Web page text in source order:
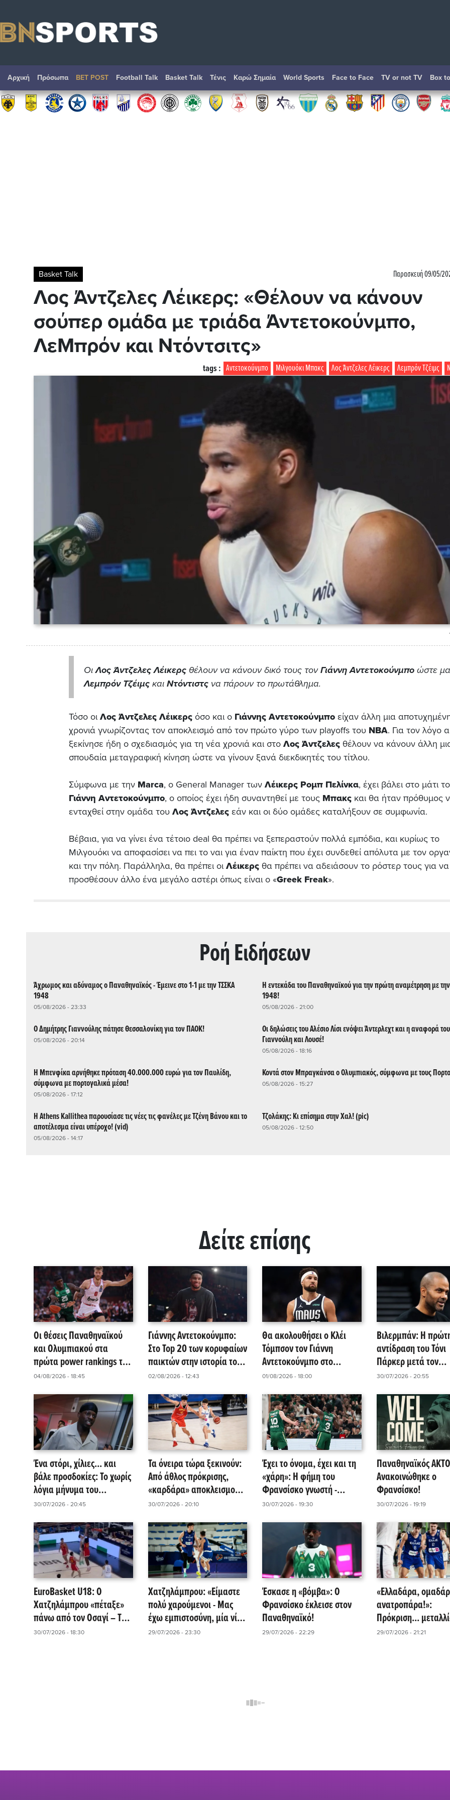
Αρχική Πρόσωπα BET POST Football Talk Basket Talk Τένις Καρώ Σημαία World Sports Face to Face TV or not TV Box
Basket Talk Παρασκευή 09/05/
Λος Άντζελες Λέικερς: «Θέλουν να κάνουν
σούπερ ομάδα με τριάδα Άντετοκούνμπο,
ΛεΜπρόν και Ντόντσιτς»
Λεμπρόν Τζέιμς
Λος Άντζελες Λέικερς
Μιλγουόκι Μπακς
Αντετοκούνμπο
tags :
ΟιΛος Άντζελες Λέικερς θέλουν να κάνουν δικό τους τονΓιάννη Αντετοκούνμπο ώστε
Λεμπρόν Τζέιμς και Ντόντιστς να πάρουν το πρωτάθλημα.
Τόσο οι Λος Άντζελες Λέικερς όσο και ο Γιάννης Αντετοκούνμπο είχαν άλλη μια
χρονιά γνωρίζοντας τον αποκλεισμό από τον πρώτο γύρο των playoffs του NBA. Για τον λόγο
ξεκίνησε ήδη ο σχεδιασμός για τη νέα χρονιά και στο Λος Άντζελες θέλουν να κάνουν άλλη
σπουδαία μεταγραφική κίνηση ώστε να γίνουν ξανά διεκδικητές του τίτλου.
Σύμφωνα με την Marca, ο General Manager των Λέικερς Ρομπ Πελίνκα, έχει βάλει στο μάτι
Γιάννη Αντετοκούνμπο, ο οποίος έχει ήδη συναντηθεί με τους Μπακς και θα ήταν πρόθυμος
ενταχθεί στην ομάδα του Λος Άντζελες εάν και οι δύο ομάδες καταλήξουν σε συμφωνία.
Βέβαια, για να γίνει ένα τέτοιο deal θα πρέπει να ξεπεραστούν πολλά εμπόδια, και κυρίως το
Μιλγουόκι να αποφασίσει να πει το ναι για έναν παίκτη που έχει συνδεθεί απόλυτα με τον
και την πόλη. Παράλληλα, θα πρέπει οι Λέικερς θα πρέπει να αδειάσουν το ρόστερ τους για να
προσθέσουν άλλο ένα μεγάλο αστέρι όπως είναι ο «Greek Freak».
Ρoή Ειδήσεων
Άχρωμος και αδύναμος ο Παναθηναϊκός - Έμεινε στο 1-1 με την ΤΣΣΚΑ
1948
05/08/2026 - 23:33
Η εντεκάδα του Παναθηναϊκού για την πρώτη αναμέτρηση με
1948!
05/08/2026 - 21:00
Ο Δημήτρης Γιαννούλης πάτησε Θεσσαλονίκη για τον ΠΑΟΚ!
05/08/2026 - 20:14
Οι δηλώσεις του Αλέσιο Λίσι ενόψει Άντερλεχτ και η αναφορά
Γιαννούλη και Λουσέ!
05/08/2026 - 18:16
Η Μπενφίκα αρνήθηκε πρόταση 40.000.000 ευρώ για τον Παυλίδη,
σύμφωνα με πορτογαλικά μέσα!
05/08/2026 - 17:12
Κοντά στον Μπραγκάνσα ο Ολυμπιακός, σύμφωνα με τους
05/08/2026 - 15:27
Η Athens Kallithea παρουσίασε τις νέες τις φανέλες με Τζένη Βάνου και το
αποτέλεσμα είναι υπέροχο! (vid)
05/08/2026 - 14:17
Τζολάκης: Κι επίσημα στην Χαλ! (pic)
05/08/2026 - 12:50
Δείτε επίσης
Οι θέσεις Παναθηναϊκού
και Ολυμπιακού στα
πρώτα power rankings της
EuroLeague!
04/08/2026 - 18:45
Γιάννης Αντετοκούνμπο:
Στο Top 20 των κορυφαίων
παικτών στην ιστορία του
NBA σύμφωνα με το
02/08/2026 - 12:43
Θα ακολουθήσει ο Κλέι
Τόμπσον τον Γιάννη
Αντετοκούνμπο στο
Μαϊάμι;
01/08/2026 - 18:00
Βιλερμπάν: Η
αντίδραση του Τόνι
Πάρκερ μετά τον
Φρανσίσκο – Τι
30/07/2026 - 20:55
Ένα στόρι, χίλιες... και
βάλε προσδοκίες: Το χωρίς
λόγια μήνυμα του
Φρανσίσκο στον
30/07/2026 - 20:45
Τα όνειρα τώρα ξεκινούν:
Από άθλος πρόκρισης,
«καρδάρα» αποκλεισμού
για την Εθνική - Με αύρα...
μεταλλίου της Ισπανίας!
30/07/2026 - 20:10
Έχει το όνομα, έχει και τη
«χάρη»: Η φήμη του
Φρανσίσκο γνωστή -
«Ανακοίνωση» με νόημα
30/07/2026 - 19:30
Παναθηναϊκός
Ανακοινώθηκε ο
Φρανσίσκο!
30/07/2026 - 19:19
EuroBasket U18: Ο
Χατζηλάμπρου «πέταξε»
πάνω από τον Οσαγί – Το
κάρφωμα που ξεσήκωσε
30/07/2026 - 18:30
Χατζηλάμπρου: «Είμαστε
πολύ χαρούμενοι - Μας
έχω εμπιστοσύνη, μία νίκη
μόλις από το όνειρο!»
29/07/2026 - 23:30
Έσκασε η «βόμβα»: Ο
Φρανσίσκο έκλεισε στον
Παναθηναϊκό!
29/07/2026 - 22:29
«Ελλαδάρα,
ανατροπάρα!»:
Πρόκριση...
Εθνική - Νίκη δια
29/07/2026 - 21:21